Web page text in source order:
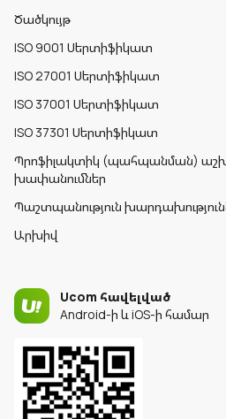
Ծածկույթ
ISO 9001 Սերտիֆիկատ
ISO 27001 Սերտիֆիկատ
ISO 37001 Սերտիֆիկատ
ISO 37301 Սերտիֆիկատ
Պրոֆիլակտիկ (պահպանման)
խափանումներ
Պաշտպանություն
Արխիվ
Ucom հավելված
Android-ի և iOS-ի համար